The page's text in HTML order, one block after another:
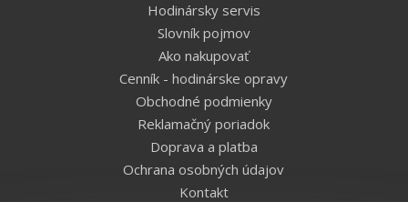
Hodinársky servis
Slovník pojmov
Ako nakupovať
Cenník - hodinárske opravy
Obchodné podmienky
Reklamačný poriadok
Doprava a platba
Ochrana osobných údajov
Kontakt